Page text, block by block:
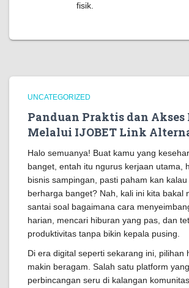
fisik.
UNCATEGORIZED
Panduan Praktis dan Akses
Melalui IJOBET Link
Halo semuanya! Buat kamu yang
banget, entah itu ngurus kerjaan utama,
bisnis sampingan, pasti paham kan kalau
berharga banget? Nah, kali ini kita bakal
santai soal bagaimana cara
harian, mencari hiburan yang pas, dan
produktivitas tanpa bikin kepala pusing.
Di era digital seperti sekarang ini, pilihan
makin beragam. Salah satu platform
perbincangan seru di kalangan